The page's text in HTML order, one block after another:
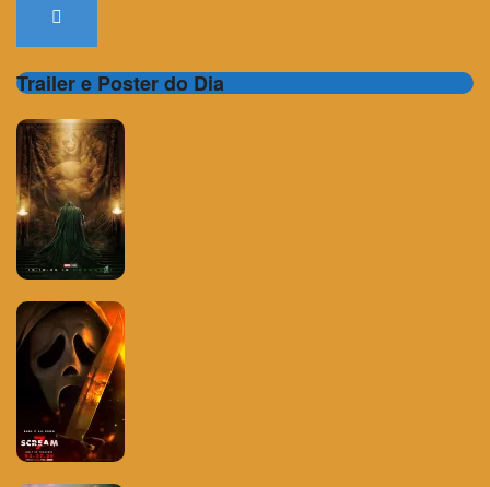
Trailer e Poster do Dia